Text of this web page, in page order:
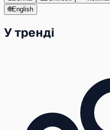
🌐English
У тренді